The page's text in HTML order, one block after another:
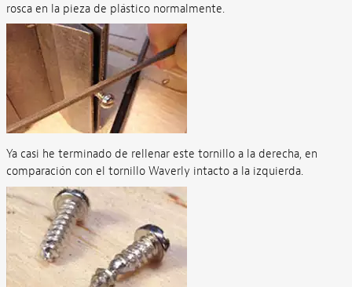
rosca en la pieza de plástico normalmente.
Ya casi he terminado de rellenar este tornillo a la derecha, en
comparación con el tornillo Waverly intacto a la izquierda.